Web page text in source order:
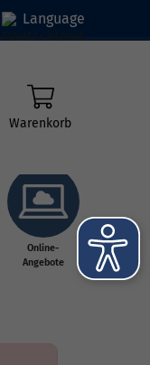
Language
Warenkorb
Online-
Angebote